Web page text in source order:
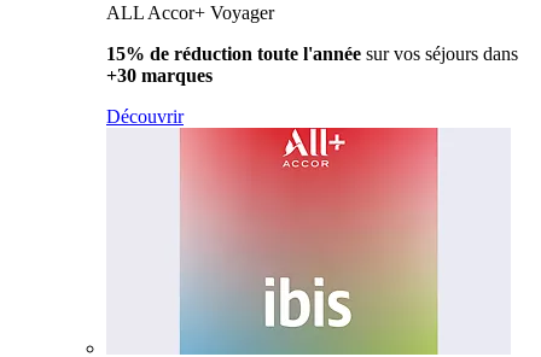
ALL Accor+ Voyager
15% de réduction toute l'année sur vos séjours dans
+30 marques
Découvrir